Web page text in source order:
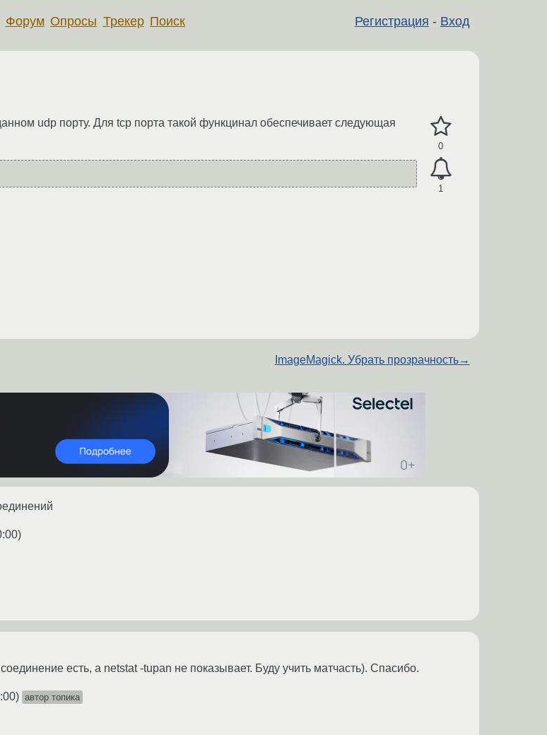
Регистрация - Вход
Форум Опросы Трекер Поиск
0
1
udp порту. Для tcp порта такой функцинал обеспечивает следующая
ImageMagick. Убрать прозрачность→
)
есть, а netstat -tupan не показывает. Буду учить матчасть). Спасибо.
) автор топика